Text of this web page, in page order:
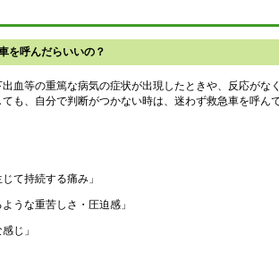
を呼んだらいいの？
血等の重篤な病気の症状が出現したときや、反応がな
も、自分で判断がつかない時は、迷わず救急車を呼ん
て持続する痛み」
うな重苦しさ・圧迫感」
じ」